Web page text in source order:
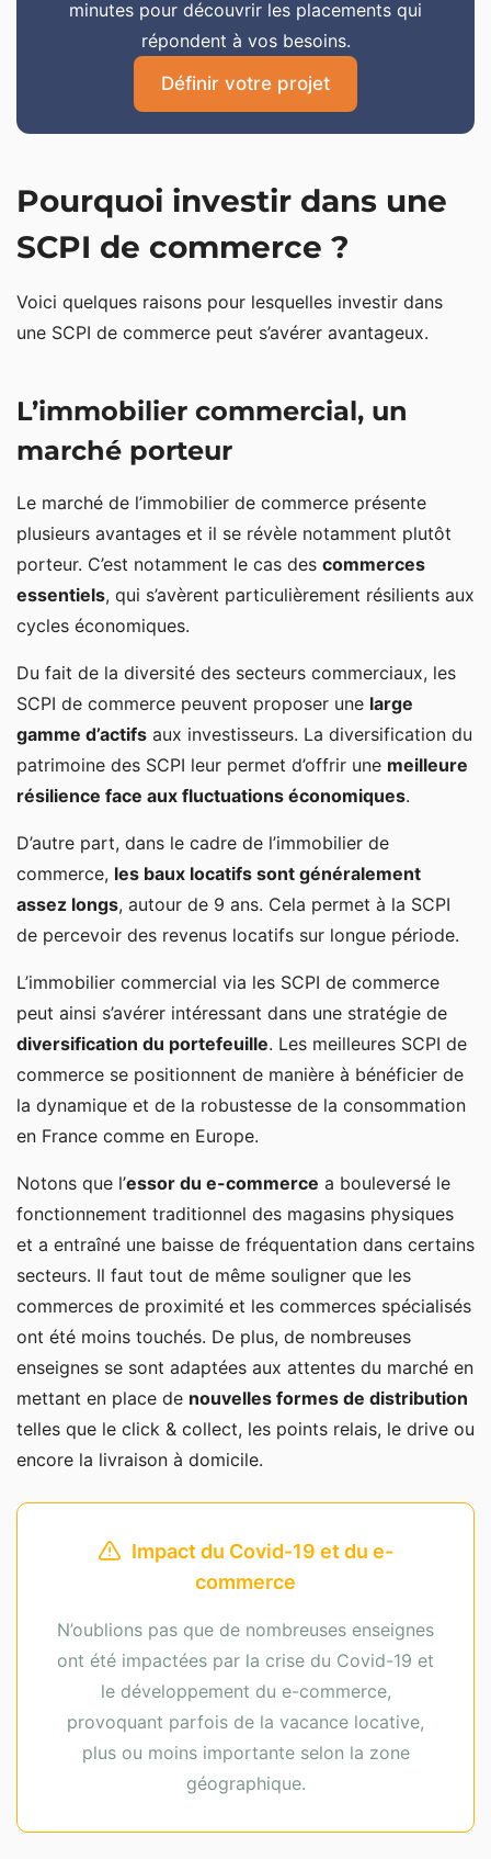
minutes pour découvrir les placements qui
répondent à vos besoins.
Définir votre projet
Pourquoi investir dans une
SCPI de commerce ?
Voici quelques raisons pour lesquelles investir dans
une SCPI de commerce peut s’avérer avantageux.
L’immobilier commercial, un
marché porteur
Le marché de l’immobilier de commerce présente
plusieurs avantages et il se révèle notamment plutôt
porteur. C’est notamment le cas des commerces
essentiels, qui s’avèrent particulièrement résilients aux
cycles économiques.
Du fait de la diversité des secteurs commerciaux, les
SCPI de commerce peuvent proposer une large
gamme d’actifs aux investisseurs. La diversification du
patrimoine des SCPI leur permet d’offrir une meilleure
résilience face aux fluctuations économiques.
D’autre part, dans le cadre de l’immobilier de
commerce, les baux locatifs sont généralement
assez longs, autour de 9 ans. Cela permet à la SCPI
de percevoir des revenus locatifs sur longue période.
L’immobilier commercial via les SCPI de commerce
peut ainsi s’avérer intéressant dans une stratégie de
diversification du portefeuille. Les meilleures SCPI de
commerce se positionnent de manière à bénéficier de
la dynamique et de la robustesse de la consommation
en France comme en Europe.
Notons que l’essor du e-commerce a bouleversé le
fonctionnement traditionnel des magasins physiques
et a entraîné une baisse de fréquentation dans certains
secteurs. Il faut tout de même souligner que les
commerces de proximité et les commerces spécialisés
ont été moins touchés. De plus, de nombreuses
enseignes se sont adaptées aux attentes du marché en
mettant en place de nouvelles formes de distribution
telles que le click & collect, les points relais, le drive ou
encore la livraison à domicile.
Impact du Covid-19 et du e-
commerce
N’oublions pas que de nombreuses enseignes
ont été impactées par la crise du Covid-19 et
le développement du e-commerce,
provoquant parfois de la vacance locative,
plus ou moins importante selon la zone
géographique.